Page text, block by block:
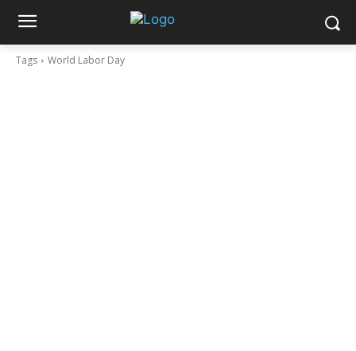
Tags World Labor Day